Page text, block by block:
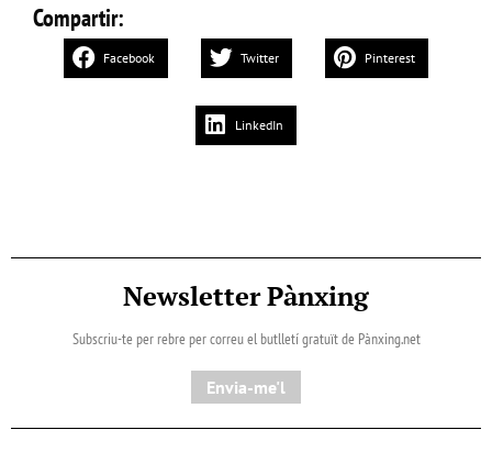
Compartir:
Facebook Twitter Pinterest
LinkedIn
Newsletter Pànxing
Subscriu-te per rebre per correu el butlletí gratuït de Pànxing.net​
Envia-me'l